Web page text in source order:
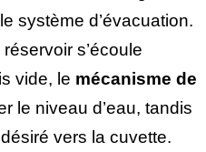
système d’évacuation.
s’écoule
vide, le mécanisme de
le niveau d’eau, tandis
vers la cuvette.